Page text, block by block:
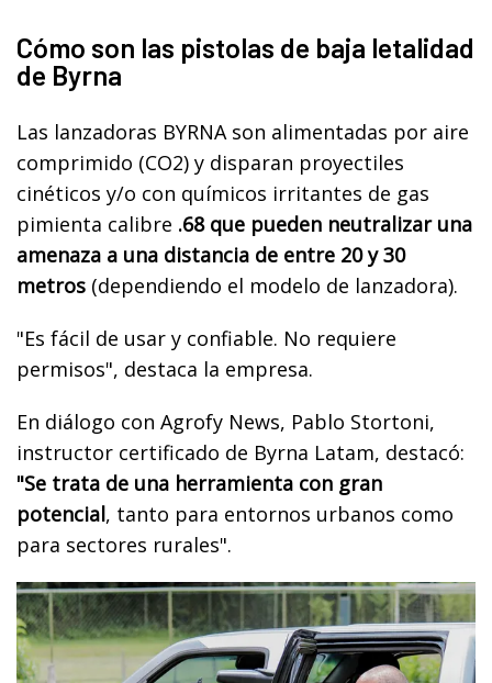
Cómo son las pistolas de baja letalidad
de Byrna
Las lanzadoras BYRNA son alimentadas por aire
comprimido (CO2) y disparan proyectiles
cinéticos y/o con químicos irritantes de gas
pimienta calibre .68 que pueden neutralizar una
amenaza a una distancia de entre 20 y 30
metros (dependiendo el modelo de lanzadora).
"Es fácil de usar y confiable. No requiere
permisos", destaca la empresa.
En diálogo con Agrofy News, Pablo Stortoni,
instructor certificado de Byrna Latam, destacó:
"Se trata de una herramienta con gran
potencial, tanto para entornos urbanos como
para sectores rurales".